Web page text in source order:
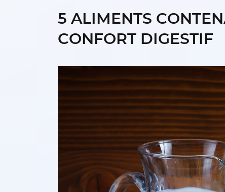
5 ALIMENTS
CONFORT DIGESTIF